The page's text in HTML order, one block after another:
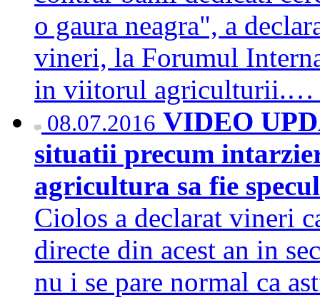
o gaura neagra", a
vineri, la Forumul
in viitorul
08.07.2016 VIDEO
situatii precum
agricultura sa fie
Ciolos a declarat vineri
directe din acest an in
nu i se pare normal ca